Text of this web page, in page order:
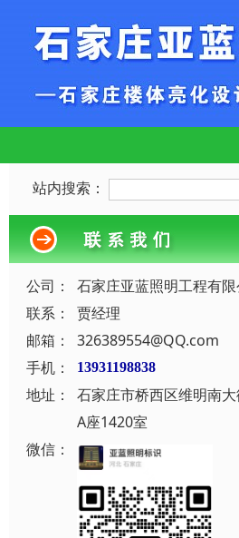
站内搜索：
公司：
石家庄亚蓝照明工程有限
联系：
贾经理
邮箱：
326389554@QQ.com
手机：
13931198838
地址：
石家庄市桥西区维明南
A座1420室
微信：